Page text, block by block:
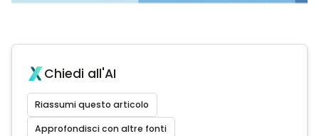
Chiedi all'AI
Riassumi questo articolo
Approfondisci con altre fonti